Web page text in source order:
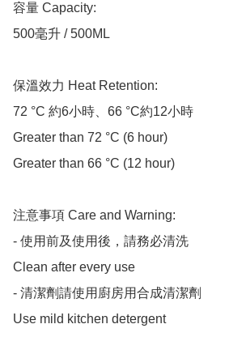
容量 Capacity:
500毫升 / 500ML
保溫效力 Heat Retention:
72 °C 約6小時、66 °C約12小時
Greater than 72 °C (6 hour)
Greater than 66 °C (12 hour)
注意事項 Care and Warning:
- 使用前及使用後，請務必清洗
Clean after every use
- 清潔劑請使用廚房用合成清潔劑
Use mild kitchen detergent